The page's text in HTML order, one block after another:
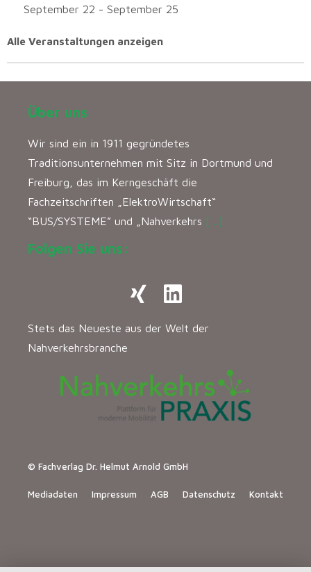
September 22 - September 25
Alle Veranstaltungen anzeigen
Über uns
Wir sind ein in 1911 gegründetes
Traditionsunternehmen mit Sitz in Dortmund und
Freiburg, das im Kerngeschäft die
Fachzeitschriften „ElektroWirtschaft“
“BUS/SYSTEME” und „Nahverkehrs […]
Folgen Sie uns:
Stets das Neueste aus der Welt der
Nahverkehrsbranche
© Fachverlag Dr. Helmut Arnold GmbH
Mediadaten Impressum AGB Datenschutz Kontakt